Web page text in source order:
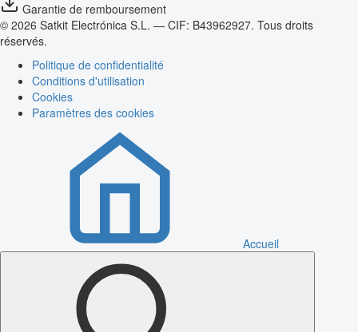
Garantie de remboursement
© 2026 Satkit Electrónica S.L. — CIF: B43962927. Tous droits
réservés.
Politique de confidentialité
Conditions d'utilisation
Cookies
Paramètres des cookies
Accueil